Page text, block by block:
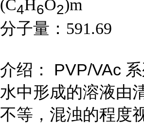
(C4H6O2)m
分子量： 591.69
介绍： PVP/VAc
水中形成的溶液由
不等，混浊的程度